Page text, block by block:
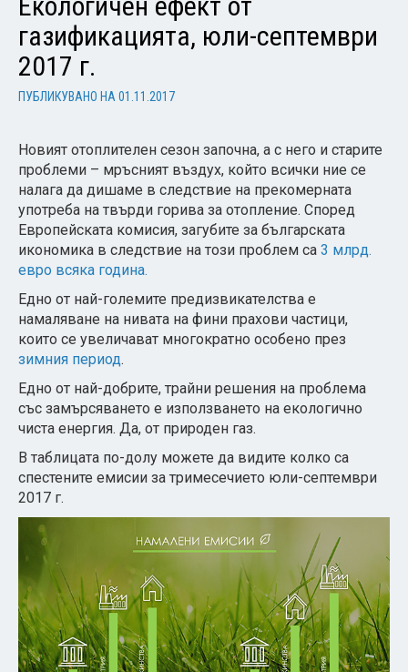
газификацията, юли-септември
2017 г.
ПУБЛИКУВАНО НА 01.11.2017
Новият отоплителен сезон започна, а с него и старите
проблеми – мръсният въздух, който всички ние се
налага да дишаме в следствие на прекомерната
употреба на твърди горива за отопление. Според
Европейската комисия, загубите за българската
икономика в следствие на този проблем са 3 млрд.
евро всяка година.
Едно от най-големите предизвикателства е
намаляване на нивата на фини прахови частици,
които се увеличават многократно особено през
зимния период.
Едно от най-добрите, трайни решения на проблема
със замърсяването е използването на екологично
чиста енергия. Да, от природен газ.
В таблицата по-долу можете да видите колко са
спестените емисии за тримесечието юли-септември
2017 г.